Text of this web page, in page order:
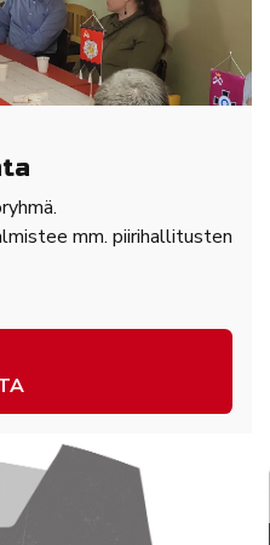
mm. piirihallitusten